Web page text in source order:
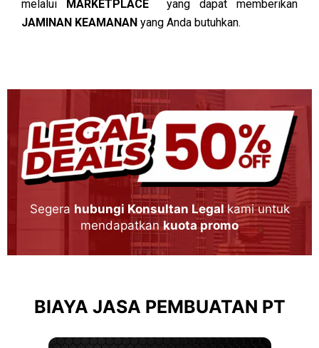
melalui MARKETPLACEyang dapat memberikan
JAMINAN KEAMANAN yang Anda butuhkan.
Segera hubungi Konsultan Legal kami untuk
mendapatkankuota promo
BIAYA JASA PEMBUATAN PT